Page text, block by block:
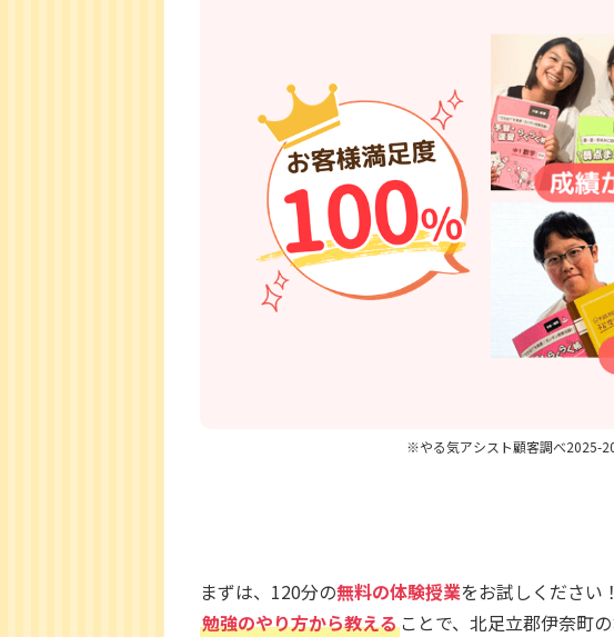
※やる気アシスト顧客調べ2025-
まずは、120分の無料の体験授業をお試しください！
勉強のやり方から教える ことで、北足立郡伊奈町